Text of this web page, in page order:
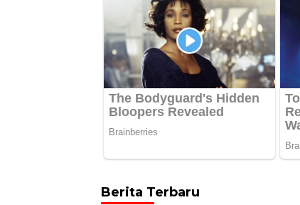
Berita Terbaru